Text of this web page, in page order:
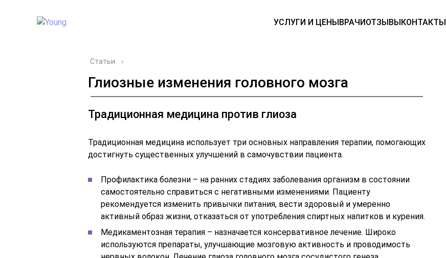
УСЛУГИ И ЦЕНЫВРАЧИОТЗЫВЫКОНТАКТЫ
Статьи ›
Глиозные изменения головного мозга
Традиционная медицина против глиоза
Традиционная медицина использует три основных направления терапии, помогающих
достигнуть существенных улучшений в самочувствии пациента.
Профилактика болезни – на ранних стадиях заболевания организм в состоянии
самостоятельно справиться с негативными изменениями. Пациенту
рекомендуется изменить привычки питания, вести здоровый и умеренно
активный образ жизни, отказаться от употребления спиртных напитков и курения.
Медикаментозная терапия – назначается консервативное лечение. Широко
используются препараты, улучшающие мозговую активность и проводимость